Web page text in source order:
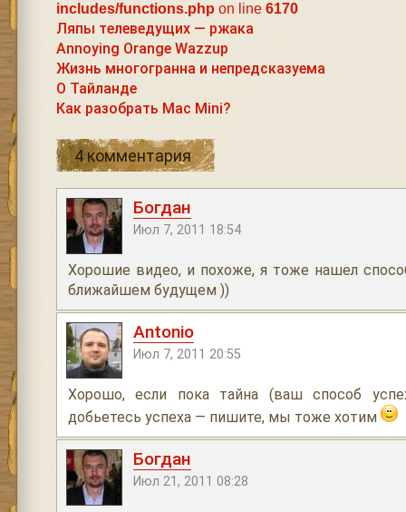
includes/functions.php on line 6170
Ляпы телеведущих — ржака
Annoying Orange Wazzup
Жизнь многогранна и непредсказуема
О Тайланде
Как разобрать Mac Mini?
4 комментария
Богдан
Июл 7, 2011 18:54
Хорошие видео, и похоже, я тоже нашел
ближайшем будущем ))
Antonio
Июл 7, 2011 20:55
Хорошо, если пока тайна (ваш способ
добьетесь успеха — пишите, мы тоже хотим
Богдан
Июл 21, 2011 08:28